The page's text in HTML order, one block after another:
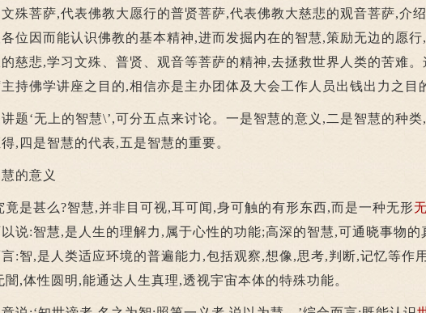
殊菩萨,代表佛教大愿行的普贤菩萨,代表佛教大慈悲的观音菩萨,介
位因而能认识佛教的基本精神,进而发掘内在的智慧,策励无边的愿行
慈悲,学习文殊、普贤、观音等菩萨的精神,去拯救世界人类的苦难。
持佛学讲座之目的,相信亦是主办团体及大会工作人员出钱出力之目
‘无上的智慧\’,可分五点来讨论。一是智慧的意义,二是智慧的种类
,四是智慧的代表,五是智慧的重要。
的意义
甚么?智慧,并非目可视,耳可闻,身可触的有形东西,而是一种无形
说:智慧,是人生的理解力,属于心性的功能;高深的智慧,可通晓事物的
:智,是人类适应环境的普遍能力,包括观察,想像,思考,判断,记忆等作
闇,体性圆明,能通达人生真理,透视宇宙本体的特殊功能。